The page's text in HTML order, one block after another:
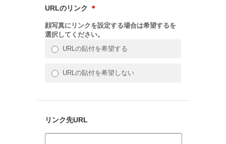
URLのリンク ＊
顔写真にリンクを設定する場合は希望するを
選択してください。
URLの貼付を希望する
URLの貼付を希望しない
リンク先URL